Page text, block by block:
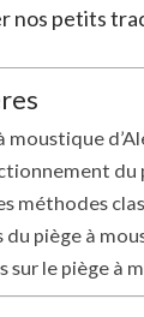
nos petits
moustique
méthodes
du piège à
sur le piège à